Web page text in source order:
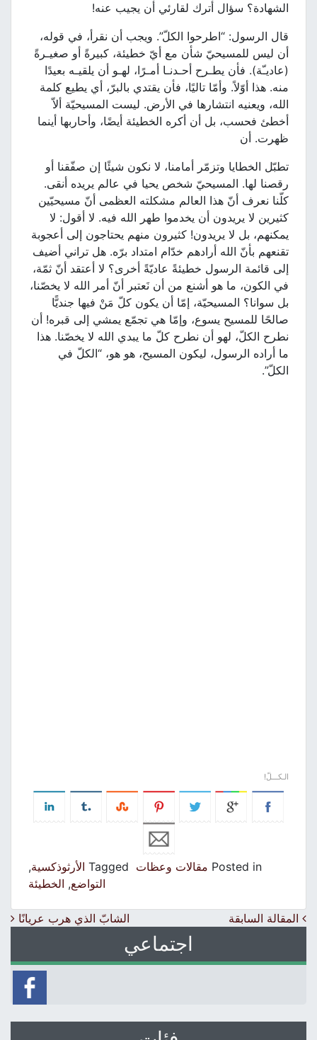
الشهادة؟ سؤال أترك لقارئي أن يجيب عنه!
قال الرسول: “اطرحوا الكلّ”. ويجب أن نقرأ، في قوله،
أن ليس للمسيحيّ شأن مع أيّ خطيئة، كبيرةً أو صغيـرةً
(عاديـّة). فأن يطـرح أحـدنـا أمـرًا، لهـو أن يلقيـه بعيدًا
منه. هذا أوّلاً. وأمّا تاليًا، فأن يقتدي بالبرّ، أي يطيع كلمة
الله، ويعنيه انتشارها في الأرض. ليست المسيحيّة ألاّ
أخطئ فحسب، بل أن أكره الخطيئة أيضًا، وأحاربها أينما
ظهرت. أن
تطبّل الخطايا وتزمّر أمامنا، لا نكون شيئًا إن صفّقنا أو
رقصنا لها. المسيحيّ شخص يحيا في عالم يريده أنقى.
كلّنا نعرف أنّ هذا العالم مشكلته العظمى أنّ مسيحيّين
كثيرين لا يريدون أن يخدموا طهر الله فيه. لا أقول: لا
يمكنهم، بل لا يريدون! كثيرون منهم يحتاجون إلى أعجوبة
تقنعهم بأنّ الله أرادهم خدّام امتداد برّه. هل تراني أضيف
إلى قائمة الرسول خطيئةً عاديّةً أخرى؟ لا أعتقد أنّ ثمّة،
في الكون، ما هو أشنع من أن نَعتبر أنّ أمر الله لا يخصّنا،
بل سوانا؟ المسيحيّة، إمّا أن يكون كلّ مَنْ فيها جنديًّا
صالحًا للمسيح يسوع، وإمّا هي تجمّع يمشي إلى قبره! أن
نطرح الكلّ، لهو أن نطرح كلّ ما يبدي الله لا يخصّنا. هذا
ما أراده الرسول، ليكون المسيح، هو هو، “الكلّ في
الكلّ”.
الـكـــلّ!
Posted in مقالات وعظات Tagged الأرثوذكسية,
التواضع,الخطيئة
Post navigation
المقالة السابقة الشابّ الذي هرب عريانًا
اجتماعي